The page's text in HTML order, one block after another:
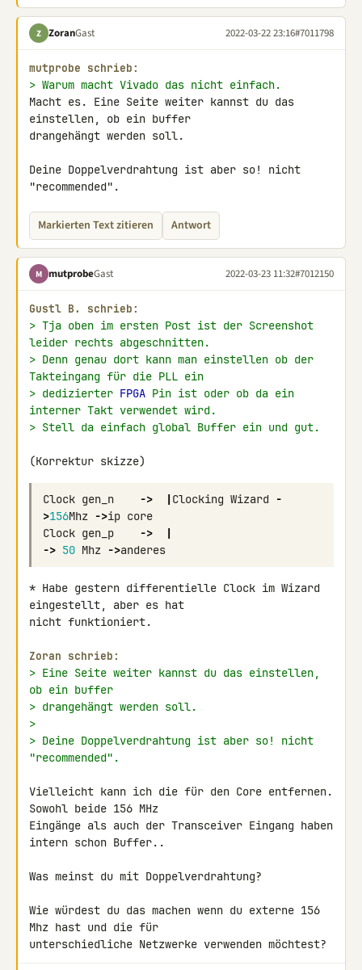
Z ZoranGast 2022-03-22 23:16#7011798
mutprobe schrieb:
> Warum macht Vivado das nicht einfach.
Macht es. Eine Seite weiter kannst du das
einstellen, ob ein buffer
drangehängt werden soll.
Deine Doppelverdrahtung ist aber so! nicht
"recommended".
Markierten Text zitieren Antwort
M mutprobeGast 2022-03-23 11:32#7012150
Gustl B. schrieb:
> Tja oben im ersten Post ist der Screenshot
leider rechts abgeschnitten.
> Denn genau dort kann man einstellen ob der
Takteingang für die PLL ein
> dedizierter FPGA Pin ist oder ob da ein
interner Takt verwendet wird.
> Stell da einfach global Buffer ein und gut.
(Korrektur skizze)
Clock gen_n -> | Clocking Wizard -
>156Mhz ->ip core
Clock gen_p ->
|
-> 50 Mhz ->anderes
* Habe gestern differentielle Clock im Wizard
eingestellt, aber es hat
nicht funktioniert.
Zoran schrieb:
> Eine Seite weiter kannst du das einstellen,
ob ein buffer
> drangehängt werden soll.
>
> Deine Doppelverdrahtung ist aber so! nicht
"recommended".
Vielleicht kann ich die für den Core entfernen.
Sowohl beide 156 MHz
Eingänge als auch der Transceiver Eingang haben
intern schon Buffer..
Was meinst du mit Doppelverdrahtung?
Wie würdest du das machen wenn du externe 156
Mhz hast und die für
unterschiedliche Netzwerke verwenden möchtest?